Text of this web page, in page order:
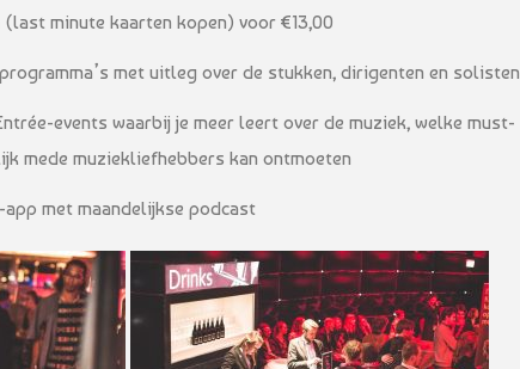
minute kaarten kopen) voor €13,00
met uitleg over de stukken, dirigenten en solisten
events waarbij je meer leert over de muziek, welke must-
mede muziekliefhebbers kan ontmoeten
met maandelijkse podcast